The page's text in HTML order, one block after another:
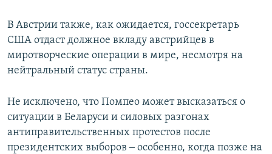
В Австрии также, как ожидается, госсекретарь
США отдаст должное вкладу австрийцев в
миротворческие операции в мире, несмотря на
нейтральный статус страны.
Не исключено, что Помпео может высказаться о
ситуации в Беларуси и силовых разгонах
антиправительственных протестов после
президентских выборов ‒ особенно, когда позже на